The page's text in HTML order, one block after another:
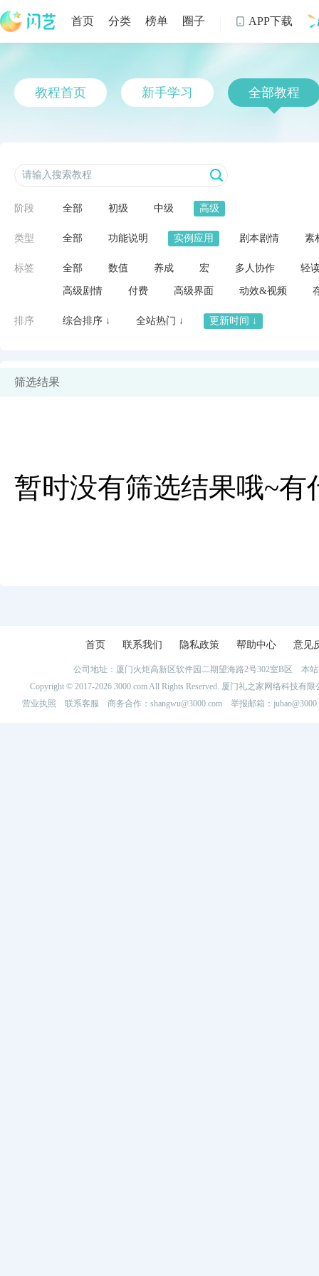
首页 分类 榜单 圈子  APP下载
教程首页 新手学习 全部教程
阶段 全部 初级 中级 高级
类型 全部 功能说明 实例应用 剧本剧情 素
标签 全部 数值 养成 宏 多人协作 轻
高级剧情 付费 高级界面 动效&视频
排序 综合排序 ↓ 全站热门 ↓ 更新时间 ↓
筛选结果
暂时没有筛选结果哦~
首页 联系我们 隐私政策 帮助中心 意见
公司地址：厦门火炬高新区软件园二期望海路2号302室B区 本
Copyright © 2017-2026 3000.com All Rights Reserved. 厦门礼之家网络科技
营业执照
联系客服 商务合作：shangwu@3000.com 举报邮箱：